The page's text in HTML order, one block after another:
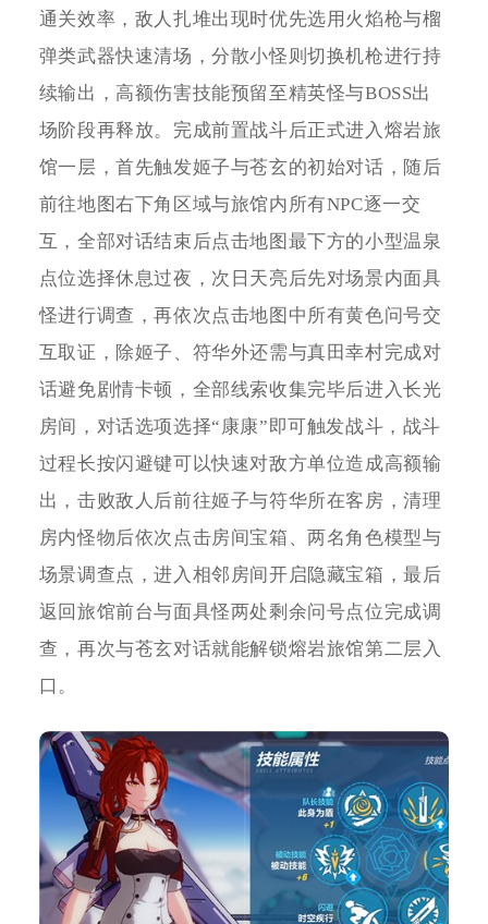
通关效率，敌人扎堆出现时优先选用火焰枪与榴
弹类武器快速清场，分散小怪则切换机枪进行持
续输出，高额伤害技能预留至精英怪与BOSS出
场阶段再释放。完成前置战斗后正式进入熔岩旅
馆一层，首先触发姬子与苍玄的初始对话，随后
前往地图右下角区域与旅馆内所有NPC逐一交
互，全部对话结束后点击地图最下方的小型温泉
点位选择休息过夜，次日天亮后先对场景内面具
怪进行调查，再依次点击地图中所有黄色问号交
互取证，除姬子、符华外还需与真田幸村完成对
话避免剧情卡顿，全部线索收集完毕后进入长光
房间，对话选项选择“康康”即可触发战斗，战斗
过程长按闪避键可以快速对敌方单位造成高额输
出，击败敌人后前往姬子与符华所在客房，清理
房内怪物后依次点击房间宝箱、两名角色模型与
场景调查点，进入相邻房间开启隐藏宝箱，最后
返回旅馆前台与面具怪两处剩余问号点位完成调
查，再次与苍玄对话就能解锁熔岩旅馆第二层入
口。